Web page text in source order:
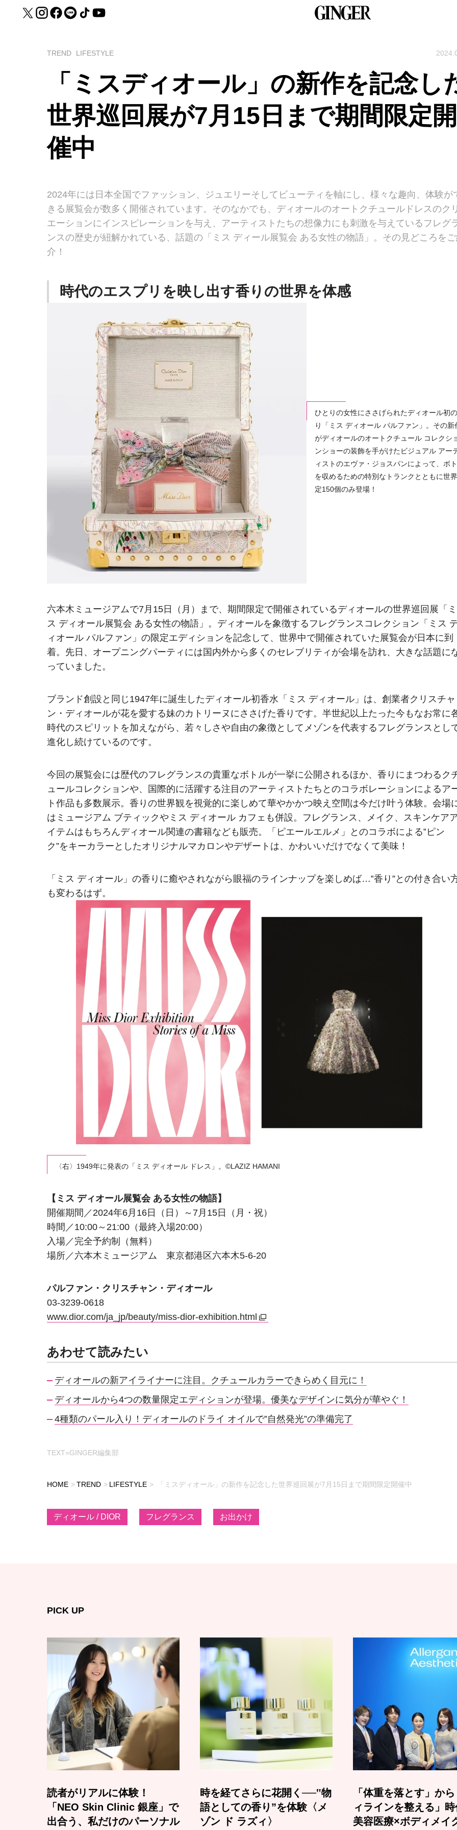
TREND LIFESTYLE
「ミスディオール」の新作を記念し
世界巡回展が7月15日まで期間限定開
催中
2024年には日本全国でファッション、ジュエリーそしてビューティを軸にし、様々な趣向、体験が
きる展覧会が数多く開催されています。そのなかでも、ディオールのオートクチュールドレスのク
エーションにインスピレーションを与え、アーティストたちの想像力にも刺激を与えているフレグ
ンスの歴史が紐解かれている、話題の「ミス ディール展覧会 ある女性の物語」。その見どころを
介！
時代のエスプリを映し出す香りの世界を体感
ひとりの女性にささげられたディオール初
り「ミス ディオール パルファン」。その新
がディオールのオートクチュール コレクシ
ンショーの装飾を手がけたビジュアル アー
ィストのエヴァ・ジョスパンによって、ボ
を収めるための特別なトランクとともに世
定150個のみ登場！
六本木ミュージアムで7月15日（月）まで、期間限定で開催されているディオールの世界巡回展「ミ
ス ディオール展覧会 ある女性の物語」。ディオールを象徴するフレグランスコレクション「ミス
ィオール パルファン」の限定エディションを記念して、世界中で開催されていた展覧会が日本に到
着。先日、オープニングパーティには国内外から多くのセレブリティが会場を訪れ、大きな話題に
っていました。
ブランド創設と同じ1947年に誕生したディオール初香水「ミス ディオール」は、創業者クリスチャ
ン・ディオールが花を愛する妹のカトリーヌにささげた香りです。半世紀以上たった今もなお常に
時代のスピリットを加えながら、若々しさや自由の象徴としてメゾンを代表するフレグランスとし
進化し続けているのです。
今回の展覧会には歴代のフレグランスの貴重なボトルが一挙に公開されるほか、香りにまつわるク
ュールコレクションや、国際的に活躍する注目のアーティストたちとのコラボレーションによるア
ト作品も多数展示。香りの世界観を視覚的に楽しめて華やかかつ映え空間は今だけ叶う体験。会場
はミュージアム ブティックやミス ディオール カフェも併設。フレグランス、メイク、スキンケア
イテムはもちろんディオール関連の書籍なども販売。「ピエールエルメ」とのコラボによる‟ピン
ク”をキーカラーとしたオリジナルマカロンやデザートは、かわいいだけでなくて美味！
「ミス ディオール」の香りに癒やされながら眼福のラインナップを楽しめば…‟香り”との付き合い
も変わるはず。
〈右〉1949年に発表の「ミス ディオール ドレス」。©LAZIZ HAMANI
【ミス ディオール展覧会 ある女性の物語】
開催期間／2024年6月16日（日）～7月15日（月・祝）
時間／10:00～21:00（最終入場20:00）
入場／完全予約制（無料）
場所／六本木ミュージアム 東京都港区六本木5-6-20
パルファン・クリスチャン・ディオール
03-3239-0618
www.dior.com/ja_jp/beauty/miss-dior-exhibition.html
あわせて読みたい
ディオールの新アイライナーに注目。クチュールカラーできらめく目元に！
ディオールから4つの数量限定エディションが登場。優美なデザインに気分が華やぐ！
4種類のパール入り！ディオールのドライ オイルで‟自然発光”の準備完了
TEXT=GINGER編集部
HOME TREND LIFESTYLE 「ミスディオール」の新作を記念した世界巡回展が7月15日まで期間限定開催中
ディオール / DIOR フレグランス お出かけ
PICK UP
読者がリアルに体験！
「NEO Skin Clinic 銀座」で
出合う、私だけのパーソナル
時を経てさらに花開く──‟物
語としての香り”を体験〈メ
ゾン ド ラズィ〉
「体重を落とす」か
ィラインを整える」時
美容医療×ボディメイ